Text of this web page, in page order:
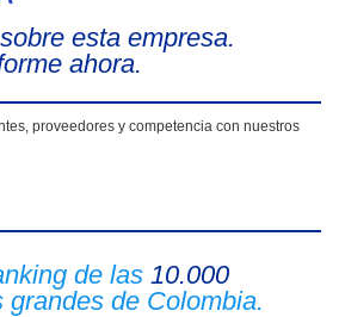
esta empresa.
ahora.
proveedores y competencia con nuestros
de las 10.000
grandes de Colombia.